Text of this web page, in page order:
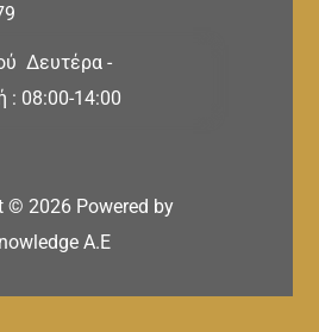
Δευτέρα -
: 08:00-14:00
© 2026 Powered by
A.E